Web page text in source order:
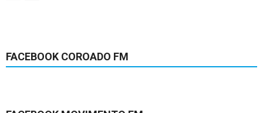
FACEBOOK COROADO FM